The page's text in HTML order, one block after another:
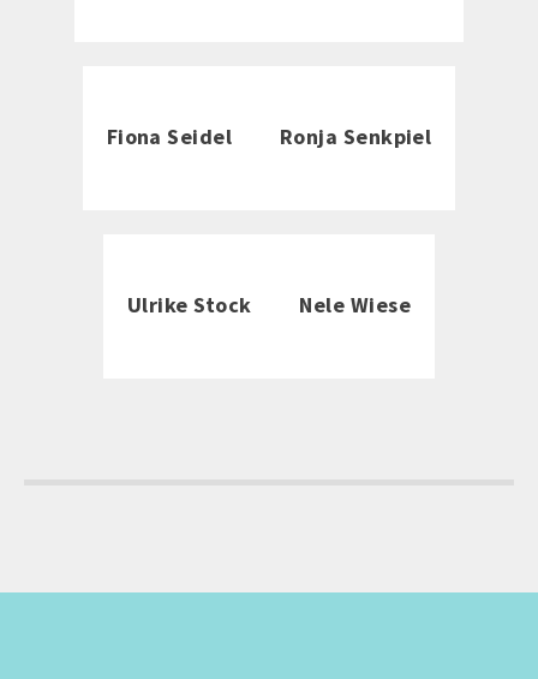
Fiona Seidel Ronja Senkpiel
Ulrike Stock Nele Wiese